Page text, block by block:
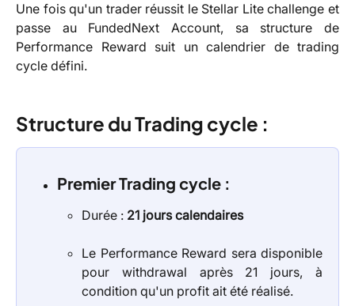
Une fois qu'un trader réussit le Stellar Lite challenge et
passe au FundedNext Account, sa structure de
Performance Reward suit un calendrier de trading
cycle défini.
Structure du Trading cycle :
Premier Trading cycle :
Durée : 21 jours calendaires
Le Performance Reward sera disponible
pour withdrawal après 21 jours, à
condition qu'un profit ait été réalisé.